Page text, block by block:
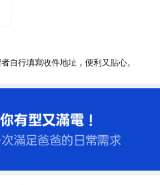
自行填寫收件地址，便利又貼心。